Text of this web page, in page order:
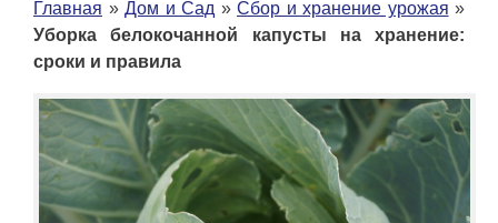
Главная » Дом и Сад » Сбор и хранение урожая »
Уборка белокочанной капусты на хранение:
сроки и правила